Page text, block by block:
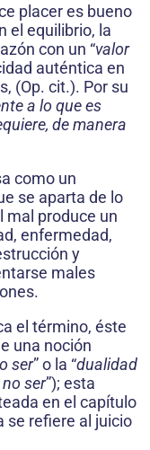
placer es bueno
el equilibrio, la
con un “valor
auténtica en
(Op. cit.). Por su
a lo que es
de manera
como un
se aparta de lo
mal produce un
enfermedad,
y
males
el término, éste
una noción
ser” o la “dualidad
ser”); esta
en el capítulo
se refiere al juicio